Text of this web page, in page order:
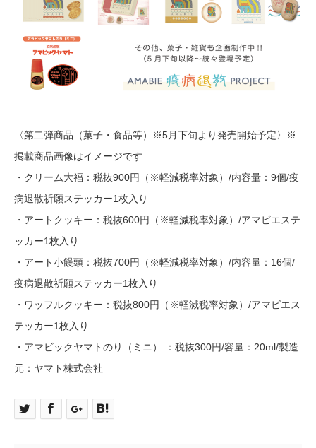
〈第二弾商品（菓子・食品等）※5月下旬より発売開始予定〉※
掲載商品画像はイメージです
・クリーム大福：税抜900円（※軽減税率対象）/内容量：9個/疫
病退散祈願ステッカー1枚入り
・アートクッキー：税抜600円（※軽減税率対象）/アマビエステ
ッカー1枚入り
・アート小饅頭：税抜700円（※軽減税率対象）/内容量：16個/
疫病退散祈願ステッカー1枚入り
・ワッフルクッキー：税抜800円（※軽減税率対象）/アマビエス
テッカー1枚入り
・アマビックヤマトのり（ミニ） ：税抜300円/容量：20ml/製造
元：ヤマト株式会社